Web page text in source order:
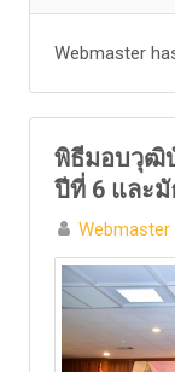
Webmaster
พิธีมอบวุฒิ
ปีที่ 6 และ
Webmaster